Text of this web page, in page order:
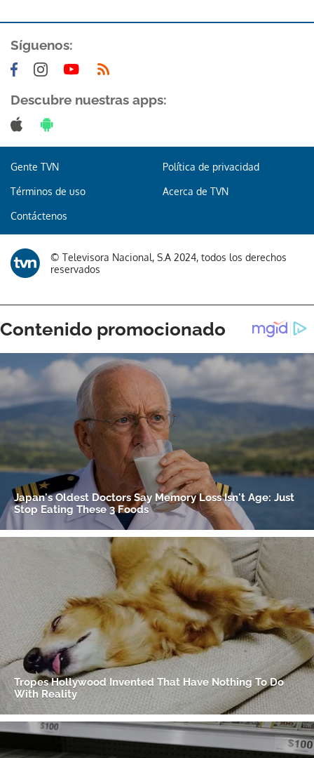
Gracias por suscribirte a nuestro boletín.
ACEPTAR
Síguenos:
Descubre nuestras apps:
Gente TVN Política de privacidad
Términos de uso Acerca de TVN
Contáctenos
© Televisora Nacional, S.A 2024, todos los derechos
reservados